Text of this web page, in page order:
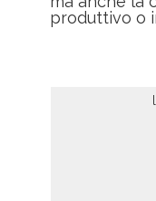
produttivo o